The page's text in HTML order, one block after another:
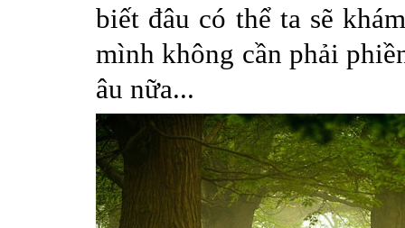
biết đâu có thể ta sẽ
mình không cần phải
âu nữa...